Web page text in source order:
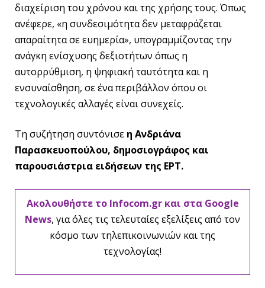
διαχείριση του χρόνου και της χρήσης τους. Όπως
ανέφερε, «η συνδεσιμότητα δεν μεταφράζεται
απαραίτητα σε ευημερία», υπογραμμίζοντας την
ανάγκη ενίσχυσης δεξιοτήτων όπως η
αυτορρύθμιση, η ψηφιακή ταυτότητα και η
ενσυναίσθηση, σε ένα περιβάλλον όπου οι
τεχνολογικές αλλαγές είναι συνεχείς.
Τη συζήτηση συντόνισε η Ανδριάνα
Παρασκευοπούλου, δημοσιογράφος και
παρουσιάστρια ειδήσεων της ΕΡΤ.
Ακολουθήστε το Infocom.gr και στα Google
News, για όλες τις τελευταίες εξελίξεις από τον
κόσμο των τηλεπικοινωνιών και της
τεχνολογίας!